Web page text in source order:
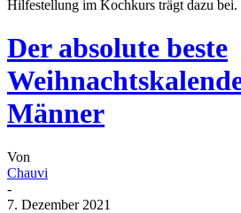
Hilfestellung im Kochkurs trägt dazu bei.
Der absolute beste
Männer
Von
Chauvi
-
7. Dezember 2021